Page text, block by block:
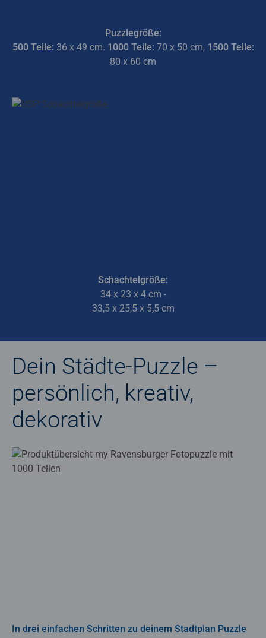
Puzzlegröße:
500 Teile: 36 x 49 cm. 1000 Teile: 70 x 50 cm, 1500 Teile:
80 x 60 cm
Schachtelgröße:
34 x 23 x 4 cm -
33,5 x 25,5 x 5,5 cm
Dein Städte-Puzzle –
persönlich, kreativ,
dekorativ
In drei einfachen Schritten zu deinem Stadtplan Puzzle